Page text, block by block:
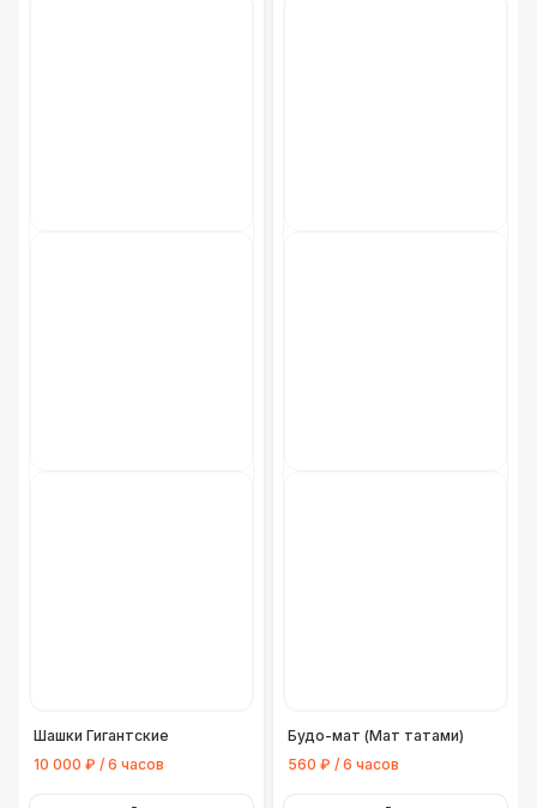
Шашки Гигантские
10 000 ₽ / 6 часов
Будо-мат (Мат татами)
560 ₽ / 6 часов